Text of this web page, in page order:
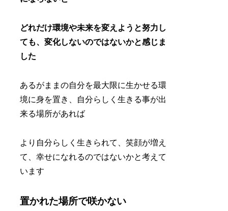
どれだけ環境や未来を変えようと努力し
ても、変化しないのではないかと感じま
した
あるがままの自分を最大限に生かせる環
境に身を置き、自分らしく生きる事が出
来る場所があれば
より自分らしく生きられて、笑顔が増え
て、幸せになれるのではないかと考えて
います
置かれた場所で咲かない